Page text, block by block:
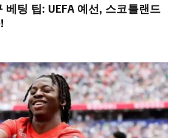
베팅 팁: UEFA 예선, 스코틀랜드